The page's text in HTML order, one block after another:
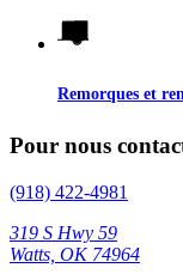
Remorques et
Pour nous
(918) 422-4981
319 S Hwy 59
Watts, OK 74964